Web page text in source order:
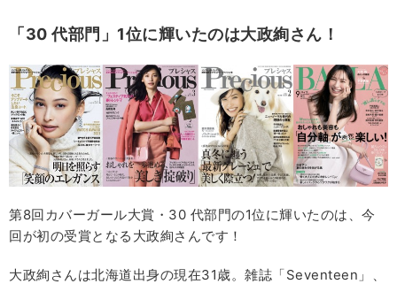
「30代部門」1位に輝いたのは大政絢さん！
第8回カバーガール大賞・30 代部門の1位に輝いたのは、今
回が初の受賞となる大政絢さんです！
大政絢さんは北海道出身の現在31歳。雑誌「Seventeen」、